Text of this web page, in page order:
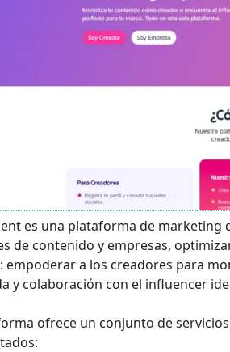
es una plataforma de
de contenido y empresas,
empoderar a los creadores para
y colaboración con el influencer
ofrece un conjunto de